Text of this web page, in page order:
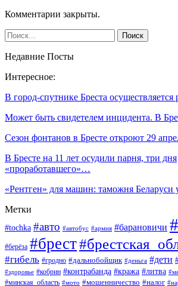
Комментарии закрыты.
Недавние Посты
Интересное:
В город-спутнике Бреста
Может быть свидетелем инцидента. В
Сезон фонтанов в Бресте откроют 29
В Бресте на 11 лет осудили парня, три дня
«проработавшего»…
«Рентген» для машин: таможня Беларуси
Метки
#tochka #авто #автобус #армия #барановичи
#берёза #брест
#гибель #гродно #дальнобойщик #деньга #дети
#здоровье #кобрин #контрабанда #кража #литва
#минская_область #мото #мошенничество #налог